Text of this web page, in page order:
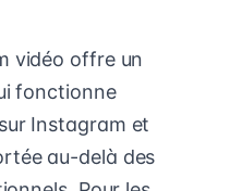
vidéo offre un
fonctionne
Instagram et
au-delà des